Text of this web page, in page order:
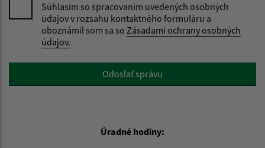
Súhlasím so spracovaním uvedených osobných
údajov v rozsahu kontaktného formuláru a
oboznámil som sa so Zásadami ochrany osobných
údajov.
Google reCaptcha ResponseOdoslať správu
Úradné hodiny: